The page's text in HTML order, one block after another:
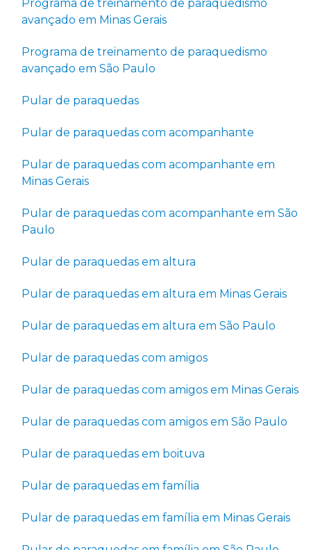
Programa de treinamento de paraquedismo
avançado em Minas Gerais
Programa de treinamento de paraquedismo
avançado em São Paulo
Pular de paraquedas
Pular de paraquedas com acompanhante
Pular de paraquedas com acompanhante em
Minas Gerais
Pular de paraquedas com acompanhante em São
Paulo
Pular de paraquedas em altura
Pular de paraquedas em altura em Minas Gerais
Pular de paraquedas em altura em São Paulo
Pular de paraquedas com amigos
Pular de paraquedas com amigos em Minas Gerais
Pular de paraquedas com amigos em São Paulo
Pular de paraquedas em boituva
Pular de paraquedas em família
Pular de paraquedas em família em Minas Gerais